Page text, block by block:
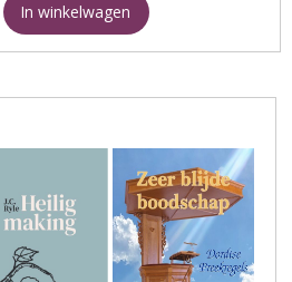
In winkelwagen